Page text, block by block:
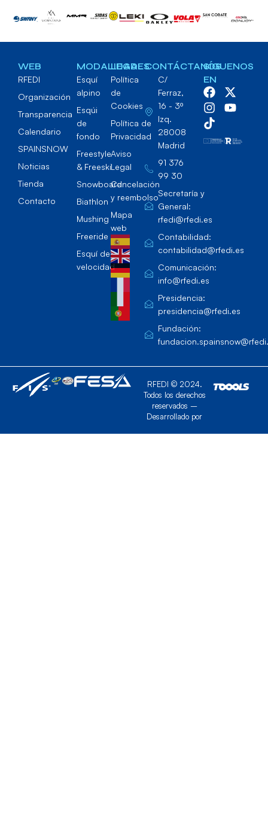
WEB
RFEDI
Organización
Transparencia
Calendario
SPAINSNOW
Noticias
Tienda
Contacto
MODALIDADES
Esquí
alpino
Esqúi
de
fondo
Freestyle
& Freeski
Snowboard
Biathlon
Mushing
Freeride
Esquí de
velocidad
LEGAL
Política
de
Cookies
Política de
Privacidad
Aviso
Legal
Cancelación
y reembolso
Mapa
web
CONTÁCTANOS
C/
Ferraz,
16 - 3º
Izq.
28008
Madrid
91 376
99 30
Secretaría y
General:
rfedi@rfedi.es
Contabilidad:
contabilidad@rfedi.es
Comunicación:
info@rfedi.es
Presidencia:
presidencia@rfedi.es
Fundación:
SÍGUENOS
EN
RFEDI © 2024.
Todos los derechos
reservados –
Desarrollado por